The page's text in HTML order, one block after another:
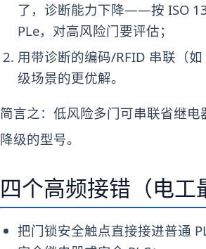
了，诊断能力下降——按 ISO
PLe，对高风险门要评估；
用带诊断的编码/RFID 串联（
级场景的更优解。
简言之：低风险多门可串联省继
降级的型号。
四个高频接错（电工
把门锁安全触点直接接进普通